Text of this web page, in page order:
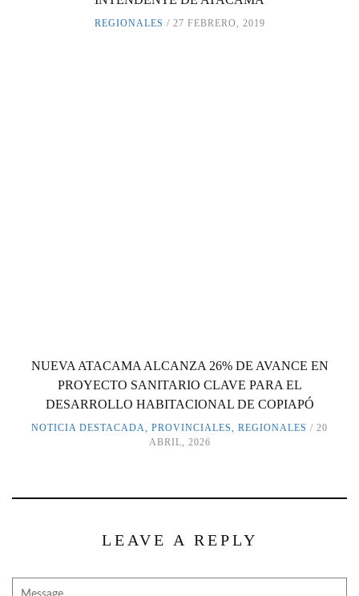
REGIONALES 27 FEBRERO, 2019
NUEVA ATACAMA ALCANZA 26% DE AVANCE EN
PROYECTO SANITARIO CLAVE PARA EL
DESARROLLO HABITACIONAL DE COPIAPÓ
NOTICIA DESTACADA PROVINCIALES REGIONALES
20
ABRIL, 2026
LEAVE A REPLY